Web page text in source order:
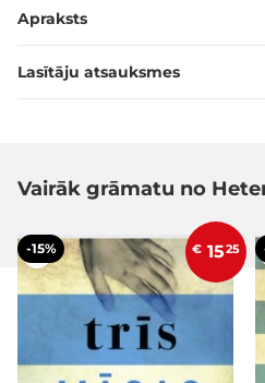
Apraksts
Lasītāju atsauksmes
Vairāk grāmatu no
-15% € 1525